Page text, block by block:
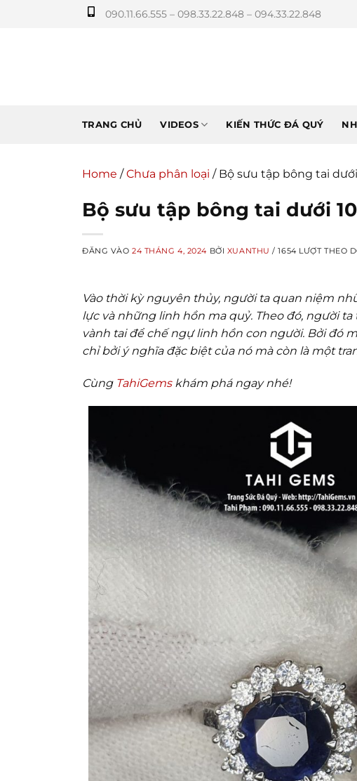
090.11.66.555 – 098.33.22.848 – 094.33.22.848
TRANG CHỦ VIDEOS KIẾN THỨC ĐÁ QUÝ
Home /Chưa phân loại / Bộ sưu tập bông tai
Bộ sưu tập bông tai dưới
ĐĂNG VÀO24 THÁNG 4, 2024 BỞI XUANTHU / 1654 LƯỢT THEO
Vào thời kỳ nguyên thủy, người ta quan niệm
lực và những linh hồn ma quỷ. Theo đó, người
vành tai để chế ngự linh hồn con người. Bởi đó
chỉ bởi ý nghĩa đặc biệt của nó mà còn là một
Cùng TahiGemskhám phá ngay nhé!